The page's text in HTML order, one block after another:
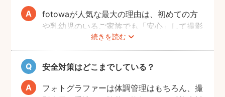
続きを読む
fotowaが人気な最大の理由は、初めての方
や乳幼児のいるご家族でも「安心」して撮影
を楽しんでいただけることです。
厳しい審査を通過した、赤ちゃん・子どもの
扱いに慣れているパパ・ママ世代のカメラマ
ンが全国に多数在籍。
またどのカメラマンでも指名料は一切ござい
安全対策はどこまでしている？
フォトグラファーは体調管理はもちろん、撮